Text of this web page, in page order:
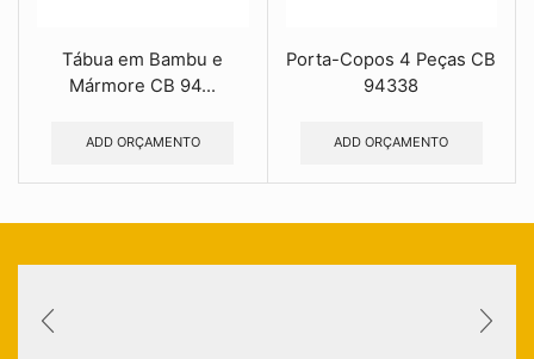
Tábua em Bambu e
Mármore CB 94...
ADD ORÇAMENTO
Porta-Copos 4 Peças CB
94338
ADD ORÇAMENTO